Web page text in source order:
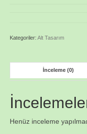
Kategoriler: Alt Tasarım
İnceleme (0)
Henüz inceleme